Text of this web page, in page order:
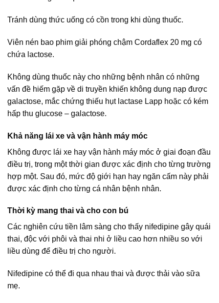
Tránh dùng thức uống có cồn trong khi dùng thuốc.
Viên nén bao phim giải phóng chậm Cordaflex 20 mg có
chứa lactose.
Không dùng thuốc này cho những bệnh nhân có những
vấn đề hiếm gặp về di truyền khiến không dung nạp được
galactose, mắc chứng thiếu hụt lactase Lapp hoặc có kém
hấp thu glucose – galactose.
Khả năng lái xe và vận hành máy móc
Không được lái xe hay vận hành máy móc ở giai đoạn đầu
điều trị, trong một thời gian được xác định cho từng trường
hợp một. Sau đó, mức độ giới hạn hay ngăn cấm này phải
được xác định cho từng cá nhân bệnh nhân.
Thời kỳ mang thai và cho con bú
Các nghiên cứu tiền lâm sàng cho thấy nifedipine gây quái
thai, độc với phôi và thai nhi ở liều cao hơn nhiều so với
liều dùng để điều trị cho người.
Nifedipine có thể đi qua nhau thai và được thải vào sữa
mẹ.